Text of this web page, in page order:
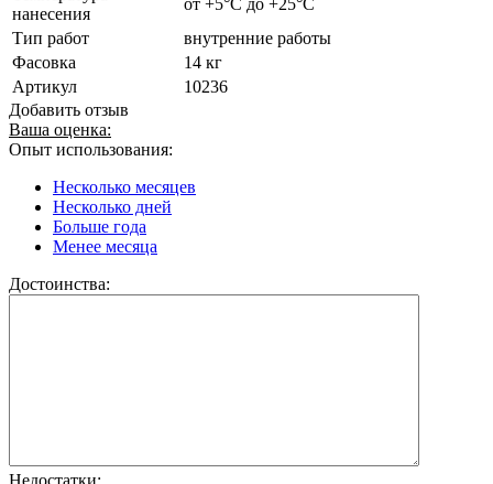
нанесения
от +5°С до +25°С
Тип работ
внутренние работы
Фасовка
14 кг
Артикул
10236
Добавить отзыв
Ваша оценка:
Опыт использования:
Несколько месяцев
Несколько дней
Больше года
Менее месяца
Достоинства: